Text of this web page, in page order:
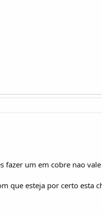
fazer um em cobre nao
que esteja por certo esta